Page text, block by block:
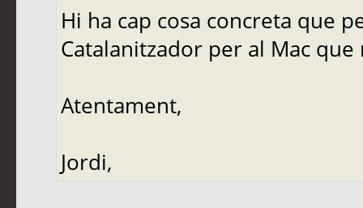
Hi ha cap cosa concreta que
Catalanitzador per al Mac que
Atentament,
Jordi,